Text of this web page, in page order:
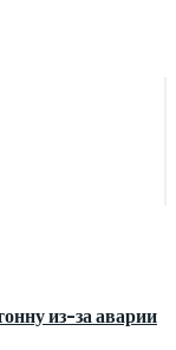
из-за аварии